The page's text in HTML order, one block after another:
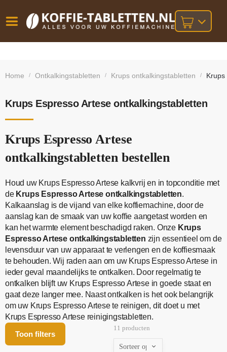
besteld,
bij orders
Home / Ontkalkingstabletten / Krups ontkalkingstabletten / Krups
Krups Espresso Artese ontkalkingstabletten
Krups Espresso Artese
ontkalkingstabletten bestellen
Houd uw Krups Espresso Artese kalkvrij en in topconditie met
de Krups Espresso Artese ontkalkingstabletten.
Kalkaanslag is de vijand van elke koffiemachine, door de
aanslag kan de smaak van uw koffie aangetast worden en
kan het warmte element beschadigd raken. Onze Krups
Espresso Artese ontkalkingstabletten zijn essentieel om de
levensduur van uw apparaat te verlengen en de koffiesmaak
te behouden. Wij raden aan om uw Krups Espresso Artese in
ieder geval maandelijks te ontkalken. Door regelmatig te
ontkalken blijft uw Krups Espresso Artese in goede staat en
gaat deze langer mee. Naast ontkalken is het ook belangrijk
om uw Krups Espresso Artese te reinigen, dit doet u met
Krups Espresso Artese reinigingstabletten.
Toon filters
11 producten